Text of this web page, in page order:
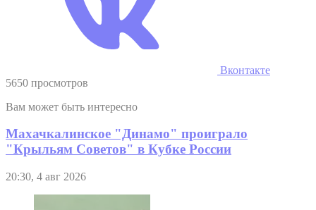
Вконтакте
5650 просмотров
Вам может быть интересно
Махачкалинское "Динамо" проиграло
"Крыльям Советов" в Кубке России
20:30, 4 авг 2026